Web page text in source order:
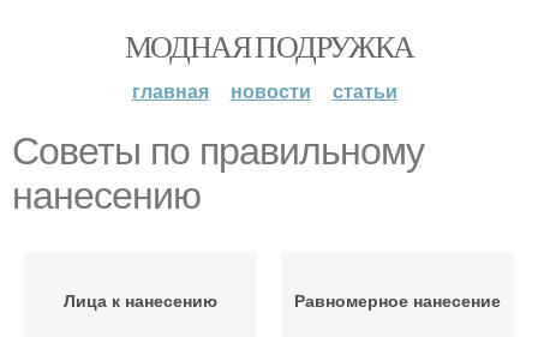
МОДНАЯ ПОДРУЖКА
главная новости статьи
Советы по правильному
нанесению
Лица к нанесению Равномерное нанесение